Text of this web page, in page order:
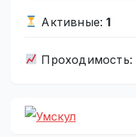
Активные:1
Проходимость: